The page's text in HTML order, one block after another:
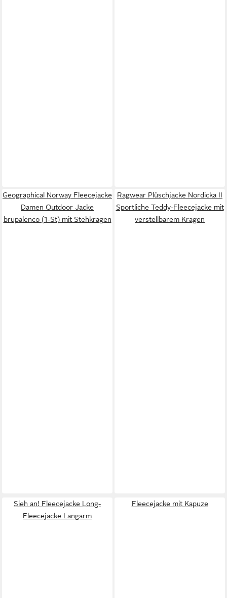
Geographical Norway Fleecejacke
Damen Outdoor Jacke
brupalenco (1-St) mit Stehkragen
Ragwear Plüschjacke Nordicka II
Sportliche Teddy-Fleecejacke mit
verstellbarem Kragen
Sieh an! Fleecejacke Long-
Fleecejacke Langarm
Fleecejacke mit Kapuze